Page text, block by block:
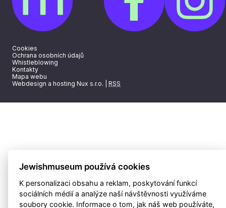
Cookies
Ochrana osobních údajů
Whistleblowing
Kontakty
Mapa webu
Webdesign a hosting Nux s.r.o.
RSS
Jewishmuseum používá cookies
K personalizaci obsahu a reklam, poskytování funkcí
sociálních médií a analýze naší návštěvnosti využíváme
soubory cookie. Informace o tom, jak náš web používáte,